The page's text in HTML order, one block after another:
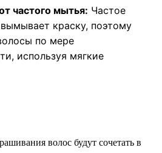
частого мытья: Частое
краску, поэтому
по мере
используя мягкие
волос будут сочетать в